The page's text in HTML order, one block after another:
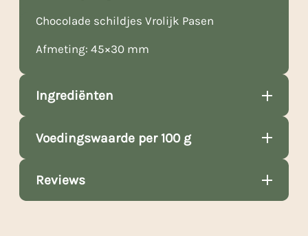
Chocolade schildjes Vrolijk Pasen
Afmeting: 45×30 mm
Ingrediënten
Voedingswaarde per 100 g
Reviews